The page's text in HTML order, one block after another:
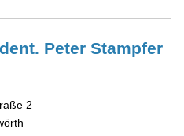
PeterStampfer
2